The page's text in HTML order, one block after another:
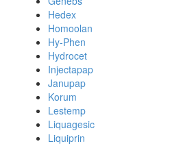
Hedex
Homoolan
Hy-Phen
Hydrocet
Injectapap
Janupap
Korum
Lestemp
Liquagesic
Liquiprin